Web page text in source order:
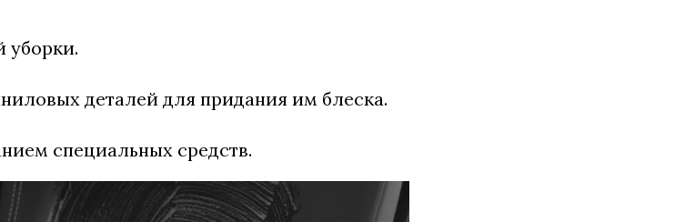
уборки.
деталей для придания им блеска.
специальных средств.